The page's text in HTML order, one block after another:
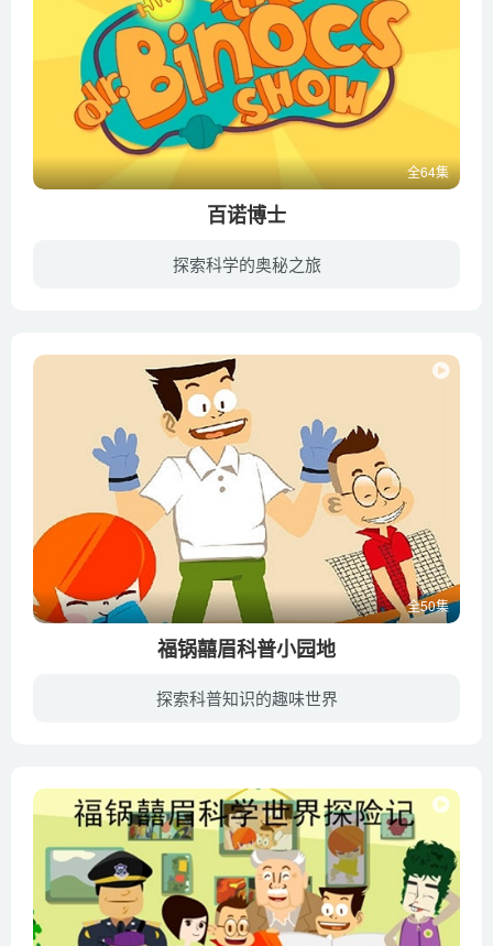
全64集
百诺博士
探索科学的奥秘之旅
全50集
福锅囍眉科普小园地
探索科普知识的趣味世界